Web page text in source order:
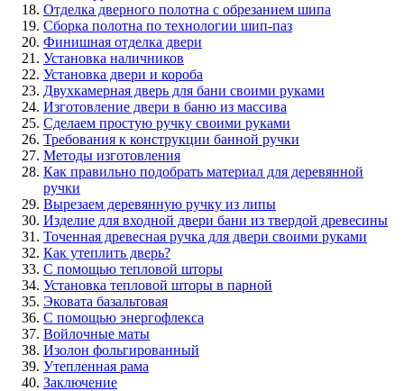
Отделка дверного полотна с обрезанием шипа
Сборка полотна по технологии шип-паз
Финишная отделка двери
Установка наличников
Установка двери и короба
Двухкамерная дверь для бани своими руками
Изготовление двери в баню из массива
Сделаем простую ручку своими руками
Требования к конструкции банной ручки
Методы изготовления
Как правильно подобрать материал для деревянной
ручки
Вырезаем деревянную ручку из липы
Изделие для входной двери бани из твердой древесины
Точенная древесная ручка для двери своими руками
Как утеплить дверь?
С помощью тепловой шторы
Установка тепловой шторы в парной
Эковата базальтовая
С помощью энергофлекса
Войлочные маты
Изолон фольгированный
Утепленная рама
Заключение